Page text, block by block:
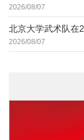
2026/08/07
北京大学武术队在
2026/08/07